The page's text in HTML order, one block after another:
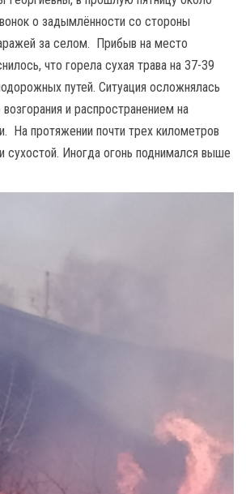
о задымлённости со стороны
за селом. Прибыв на место
что горела сухая трава на 37-39
путей. Ситуация осложнялась
и распространением на
На протяжении почти трех километров
сухостой. Иногда огонь поднимался выше